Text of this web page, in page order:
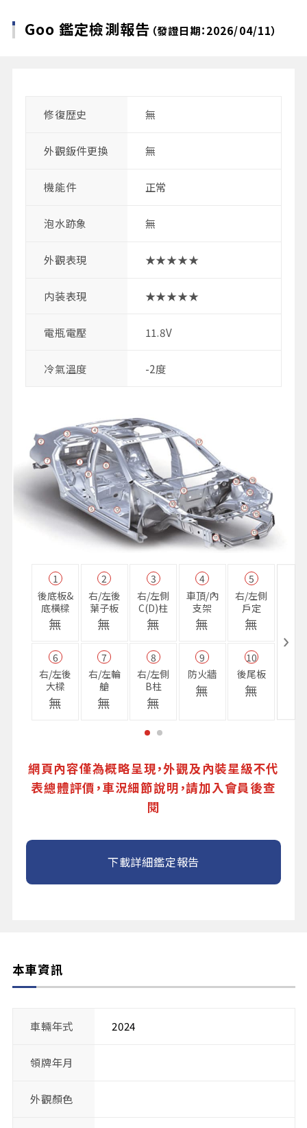
Goo 鑑定檢測報告 （發證日期：2026/04/11）
修復歴史 無
外觀鈑件更換 無
機能件 正常
泡水跡象 無
外觀表現 ★★★★★
内装表現 ★★★★★
電瓶電壓 11.8V
冷氣溫度 -2度
1
後底板&
底橫樑
無
2
右/左後
葉子板
無
3
右/左側
C(D)柱
無
4
車頂/內
支架
無
5
右/左側
戶定
無
6
右/左後
大樑
無
7
右/左輪
艙
無
8
右/左側
B柱
無
9
防火牆
無
10
後尾板
無
網頁內容僅為概略呈現，外觀及內裝星級不代
表總體評價，車況細節說明，請加入會員後查
閱
下載詳細鑑定報告
本車資訊
車輛年式 2024
領牌年月
外觀顏色